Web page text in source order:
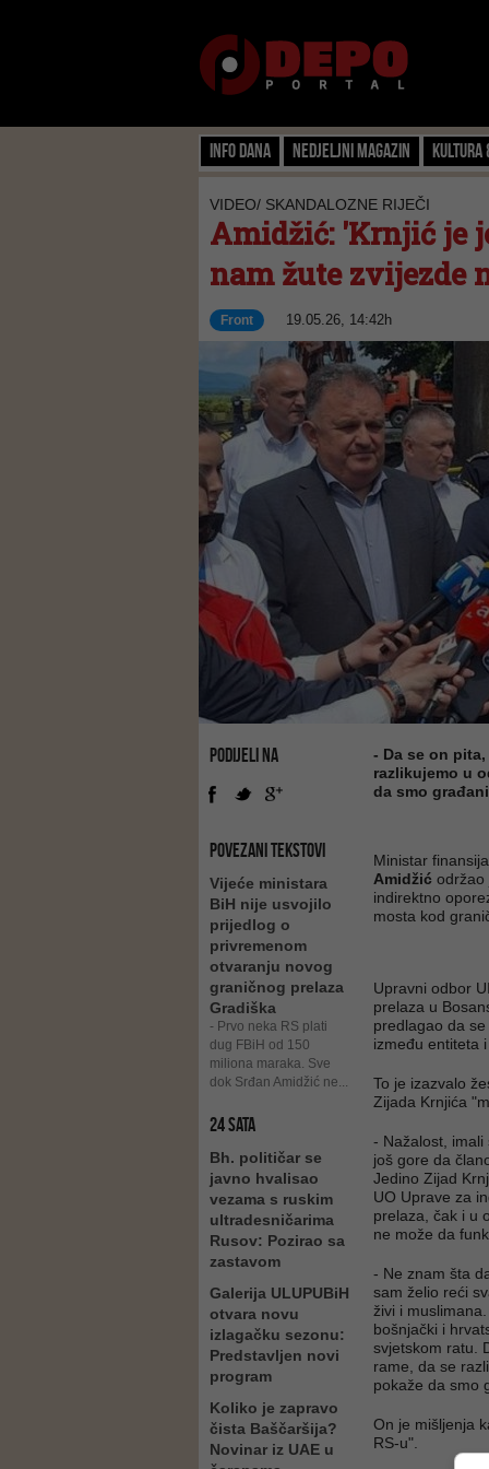
Info dana Nedjeljni magazin Kultura
VIDEO/ SKANDALOZNE RIJEČI
Amidžić: 'Krnjić je
nam žute zvijezde
Front 19.05.26, 14:42h
PODIJELI NA
POVEZANI TEKSTOVI
Vijeće ministara
BiH nije usvojilo
prijedlog o
privremenom
otvaranju novog
graničnog prelaza
Gradiška
- Prvo neka RS plati
dug FBiH od 150
miliona maraka. Sve
dok Srđan Amidžić ne...
24 SATA
Bh. političar se
javno hvalisao
vezama s ruskim
ultradesničarima
Rusov: Pozirao sa
zastavom
Galerija ULUPUBiH
otvara novu
izlagačku sezonu:
Predstavljen novi
program
Koliko je zapravo
čista Baščaršija?
Novinar iz UAE u
- Da se on
razlikujemo u
da smo
Ministar
Amidžić održao
indirektno
mosta kod
Upravni odbor
prelaza u
predlagao da
između entiteta
To je izazvalo
Zijada Krnjića
- Nažalost,
još gore da
Jedino Zijad
UO Uprave za
prelaza, čak i u
ne može da
- Ne znam šta
sam želio reći
živi i
bošnjački i
svjetskom ratu.
rame, da se
pokaže da smo
On je mišljenja
RS-u".